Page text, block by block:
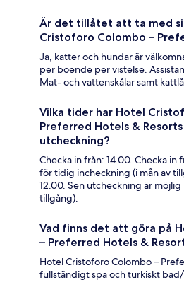
Är det tillåtet att ta med
Cristoforo Colombo –
Ja, katter och hundar är
per boende per vistelse.
Mat- och vattenskålar samt
Vilka tider har Hotel
Preferred Hotels &
utcheckning?
Checka in från: 14.00. Checka
för tidig incheckning (i mån av
12.00. Sen utcheckning är
tillgång).
Vad finns det att göra på
– Preferred Hotels &
Hotel Cristoforo Colombo –
fullständigt spa och turkiskt